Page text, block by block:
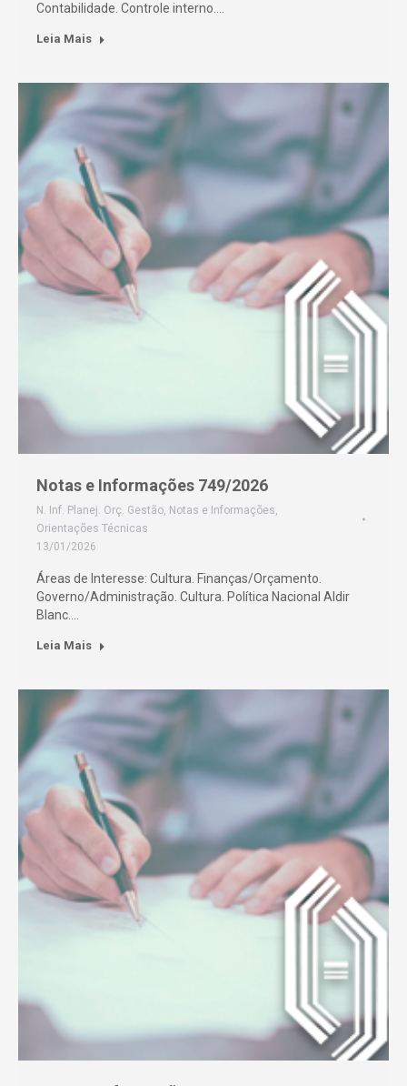
Contabilidade. Controle interno.…
Leia Mais
Notas e Informações 749/2026
N. Inf. Planej. Orç. Gestão, Notas e Informações,
Orientações Técnicas
13/01/2026
Áreas de Interesse: Cultura. Finanças/Orçamento.
Governo/Administração. Cultura. Política Nacional Aldir
Blanc.…
Leia Mais